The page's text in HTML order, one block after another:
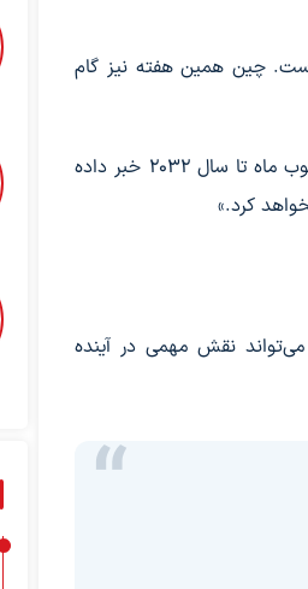
چین همین هفته نیز گام
در سوی دیگر، ناسا در ماه مارس از یک برنامه ۲۰ میلیارد دلاری برای ساخت پایگاهی دائمی در قطب جنوب ماه تا سال ۲۰۳۲ خبر داده
کرد.»
می‌تواند نقش مهمی در آینده